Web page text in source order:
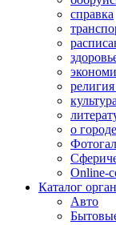
справка
о городе
Online-
Каталог
Авто